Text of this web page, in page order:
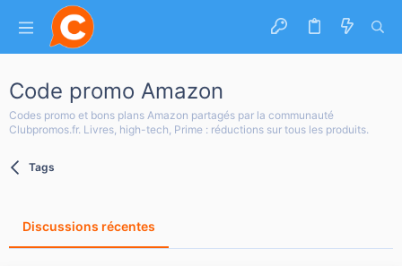
Code promo Amazon
Codes promo et bons plans Amazon partagés par la communauté
Clubpromos.fr. Livres, high-tech, Prime : réductions sur tous les produits.
Tags
Discussions récentes